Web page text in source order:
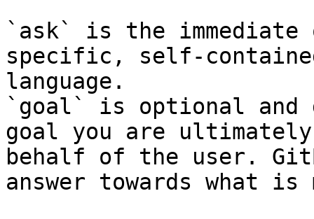
`ask` is the
specific, self-
language.
`goal` is optional and
goal you are
behalf of the user.
answer towards what